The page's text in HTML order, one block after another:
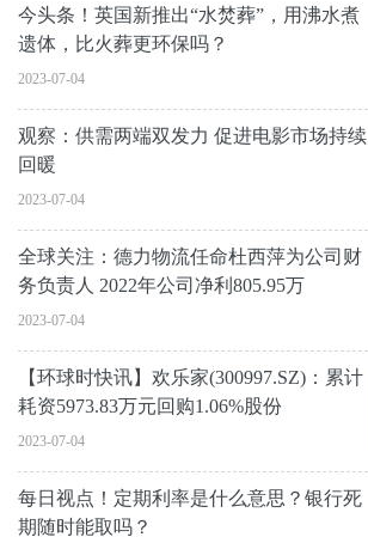
今头条！英国新推出“水焚葬”，用沸水煮
遗体，比火葬更环保吗？
2023-07-04
观察：供需两端双发力 促进电影市场持续
回暖
2023-07-04
全球关注：德力物流任命杜西萍为公司财
务负责人 2022年公司净利805.95万
2023-07-04
【环球时快讯】欢乐家(300997.SZ)：累计
耗资5973.83万元回购1.06%股份
2023-07-04
每日视点！定期利率是什么意思？银行死
期随时能取吗？